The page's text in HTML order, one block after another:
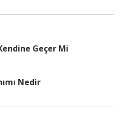
Geçer Mi
Nedir